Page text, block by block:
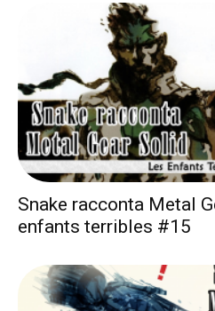
Snake racconta Metal
enfants terribles #15